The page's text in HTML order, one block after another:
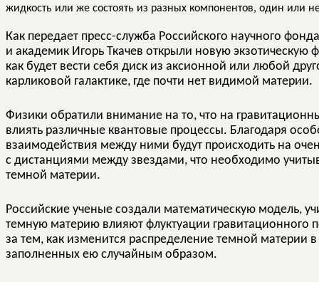
жидкость или же состоять из разных компонентов, один или
Как передает пресс-служба Российского научного
и академик Игорь Ткачев открыли новую
как будет вести себя диск из аксионной или любой
карликовой галактике, где почти нет видимой материи.
Физики обратили внимание на то, что на
влиять различные квантовые процессы. Благодаря
взаимодействия между ними будут происходить на
с дистанциями между звездами, что необходимо
темной материи.
Российские ученые создали математическую модель,
темную материю влияют флуктуации гравитационного
за тем, как изменится распределение темной материи
заполненных ею случайным образом.